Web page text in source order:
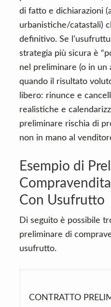
di fatto e dichiarazioni
urbanistiche/catastali)
definitivo. Se
strategia più sicura è
nel preliminare (o in un
quando il risultato
libero: rinunce e
realistiche e
preliminare rischia di
non in mano al
Esempio di
Con Usufrutto
Di seguito è possibile
preliminare di
usufrutto.
CONTRATTO